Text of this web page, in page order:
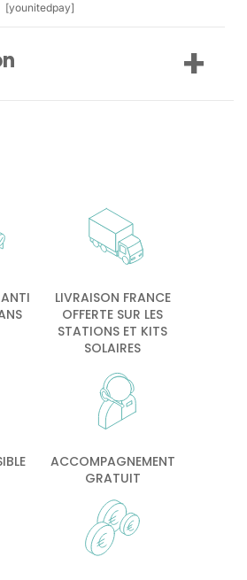
[younitedpay]
LIVRAISON FRANCE
OFFERTE SUR LES
STATIONS ET KITS
SOLAIRES
ACCOMPAGNEMENT
GRATUIT